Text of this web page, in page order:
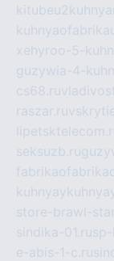
xehyroo-5-
guzywia-4-
cs68.ru
raszar.ru
seksuzb.ru
store-brawl-
sindika-01.ru
e-abis-1-c.ru